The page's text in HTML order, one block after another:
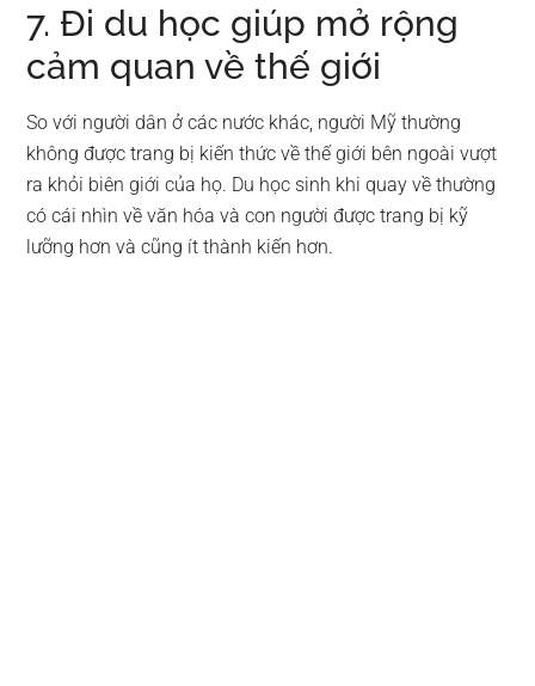
7. Đi du học giúp mở rộng
cảm quan về thế giới
So với người dân ở các nước khác, người Mỹ thường
không được trang bị kiến thức về thế giới bên ngoài vượt
ra khỏi biên giới của họ. Du học sinh khi quay về thường
có cái nhìn về văn hóa và con người được trang bị kỹ
lưỡng hơn và cũng ít thành kiến hơn.